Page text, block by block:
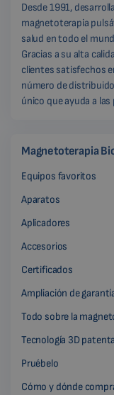
Desde 1991,
magnetoterapia
salud en todo el
Gracias a su alta
clientes satisfechos
número de
único que ayuda a
Magnetoterapia
Equipos favoritos
Aparatos
Aplicadores
Accesorios
Certificados
Ampliación de
Todo sobre la
Tecnología 3D
Pruébelo
Cómo y dónde